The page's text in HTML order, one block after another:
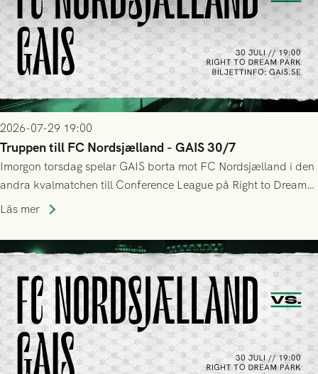
2026-07-29 19:00
Truppen till FC Nordsjælland - GAIS 30/7
Imorgon torsdag spelar GAIS borta mot FC Nordsjælland i den
andra kvalmatchen till Conference League på Right to Dream
Park! Fredrik Holmberg och ledarstaben har tagit ut följande
Läs mer